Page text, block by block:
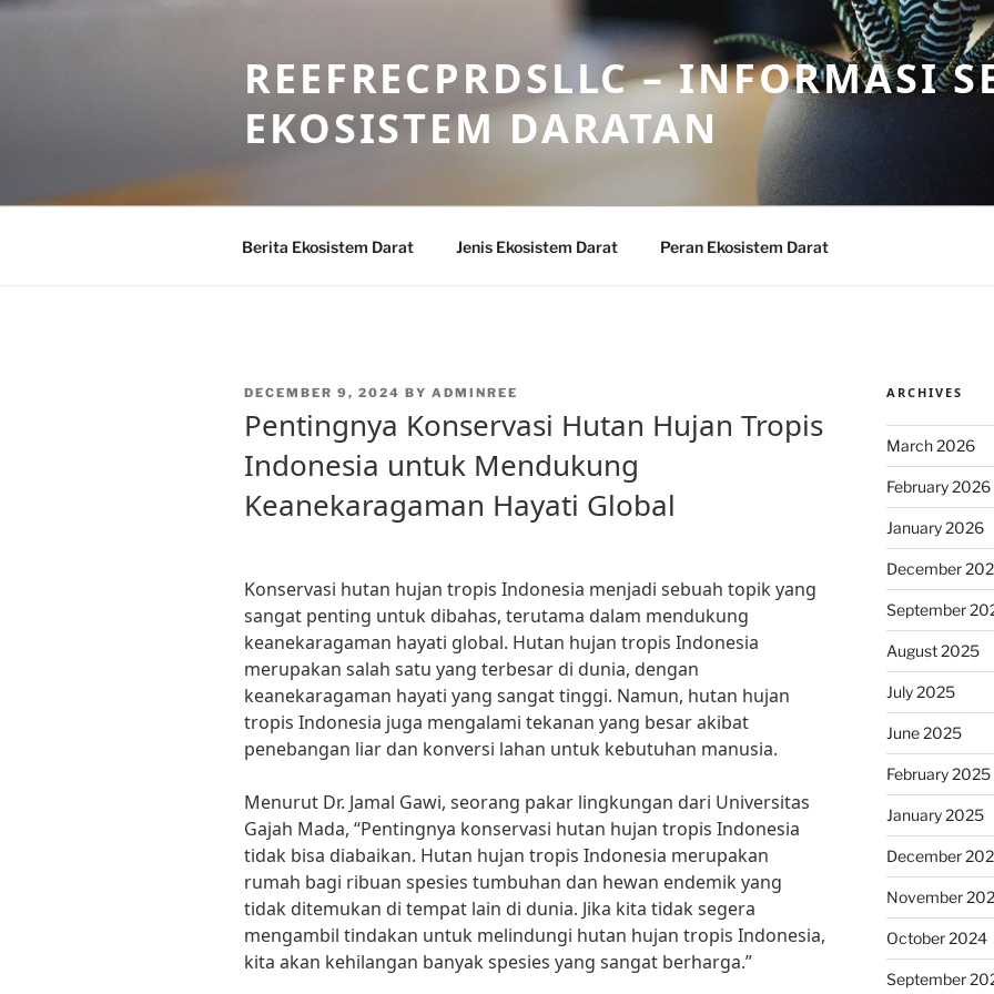
Skip
REEFRECPRDSLLC – INFORMASI
EKOSISTEM DARATAN
Berita Ekosistem Darat Jenis Ekosistem Darat Peran Ekosistem Darat
POSTED
DECEMBER 9, 2024 BY ADMINREE
Pentingnya Konservasi Hutan Hujan Tropis
Indonesia untuk Mendukung
Keanekaragaman Hayati Global
Konservasi hutan hujan tropis Indonesia menjadi sebuah topik yang
sangat penting untuk dibahas, terutama dalam mendukung
keanekaragaman hayati global. Hutan hujan tropis Indonesia
merupakan salah satu yang terbesar di dunia, dengan
keanekaragaman hayati yang sangat tinggi. Namun, hutan hujan
tropis Indonesia juga mengalami tekanan yang besar akibat
penebangan liar dan konversi lahan untuk kebutuhan manusia.
Menurut Dr. Jamal Gawi, seorang pakar lingkungan dari Universitas
Gajah Mada, “Pentingnya konservasi hutan hujan tropis Indonesia
tidak bisa diabaikan. Hutan hujan tropis Indonesia merupakan
rumah bagi ribuan spesies tumbuhan dan hewan endemik yang
tidak ditemukan di tempat lain di dunia. Jika kita tidak segera
mengambil tindakan untuk melindungi hutan hujan tropis Indonesia,
kita akan kehilangan banyak spesies yang sangat berharga.”
ARCHIVES
March 2026
February 2026
January 2026
December
September
August 2025
July 2025
June 2025
February 2025
January 2025
December
November
October 2024
September